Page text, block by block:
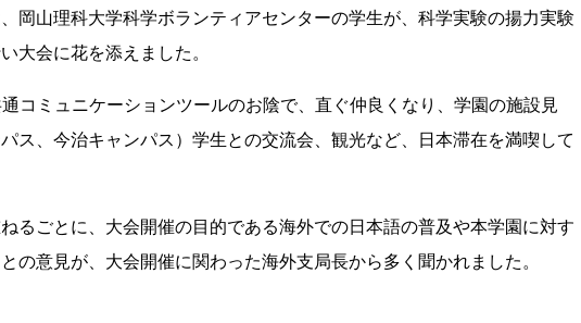
岡山理科大学科学ボランティアセンターの学生が、科学実験の揚力実験
大会に花を添えました。
コミュニケーションツールのお陰で、直ぐ仲良くなり、学園の施設見
ス、今治キャンパス）学生との交流会、観光など、日本滞在を満喫して
るごとに、大会開催の目的である海外での日本語の普及や本学園に対す
の意見が、大会開催に関わった海外支局長から多く聞かれました。